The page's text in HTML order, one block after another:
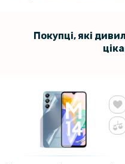
279
Чохол накладка New Textile
Покупці, які